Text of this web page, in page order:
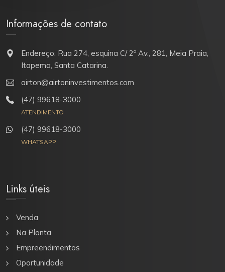
Informações de contato
Endereço: Rua 274, esquina C/ 2º Av., 281, Meia Praia,
Itapema, Santa Catarina.
airton@airtoninvestimentos.com
(47) 99618-3000
ATENDIMENTO
(47) 99618-3000
WHATSAPP
Links úteis
Venda
Na Planta
Empreendimentos
Oportunidade